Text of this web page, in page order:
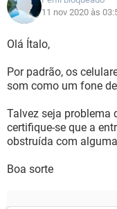
11 nov 2020 às
Olá Ítalo,
Por padrão, os
som como um fone
Talvez seja problema
certifique-se que a
obstruída com
Boa sorte